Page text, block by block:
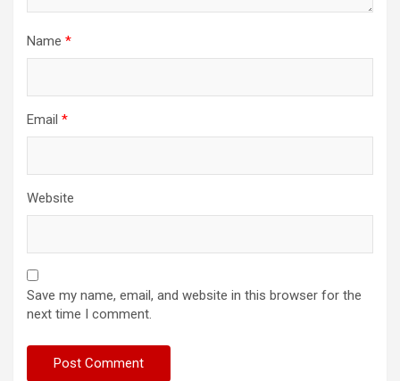
Name *
Email *
Website
Save my name, email, and website in this browser for the
next time I comment.